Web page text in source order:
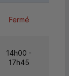
Fermé
14h00 -
17h45